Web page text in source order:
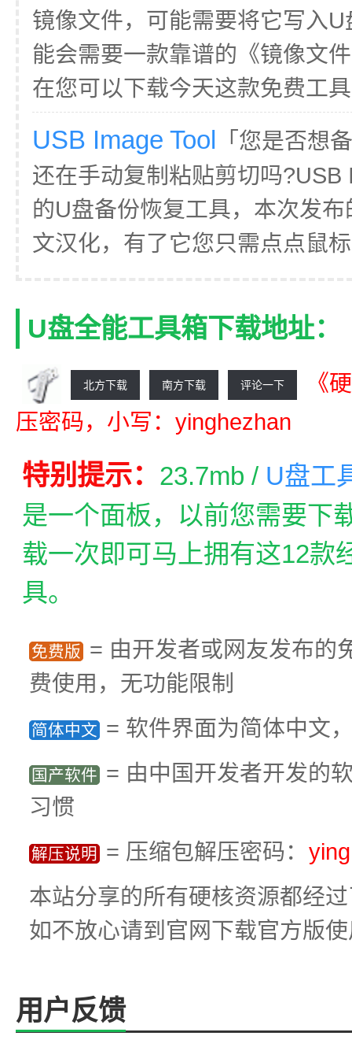
镜像文件，可能需要将它写入
能会需要一款靠谱的《镜像文
在您可以下载今天这款免费工
USB Image Tool 「您是否想
还在手动复制粘贴剪切吗?USB
的U盘备份恢复工具，本次发
文汉化，有了它您只需点点鼠
U盘全能工具箱下载地址：
北方下载 南方下载 评论一下
《
压密码，小写：yinghezhan
特别提示： 23.7mb / U盘工
是一个面板，以前您需要下
载一次即可马上拥有这12款
具。
免费版
= 由开发者或网友发布的
费使用，无功能限制
简体中文 = 软件界面为简体中文
国产软件 = 由中国开发者开发的
习惯
解压说明 = 压缩包解压密码：
本站分享的所有硬核资源都经
如不放心请到官网下载官方版
用户反馈